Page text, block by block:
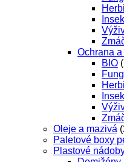
Ochrana
BIO
Oleje a mazivá
Paletové boxy
Plastové